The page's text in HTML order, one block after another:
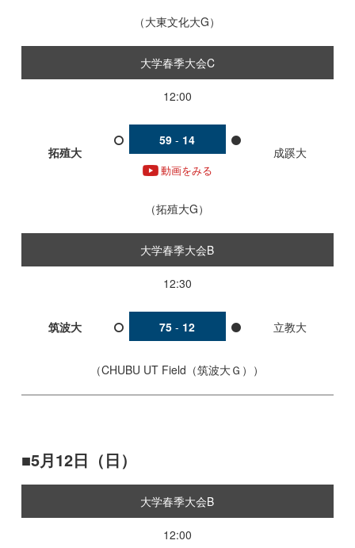
大東文化大G
大学春季大会C
12:00
拓殖大
59 - 14
動画をみる
成蹊大
拓殖大G
大学春季大会B
12:30
筑波大 75 - 12 立教大
CHUBU UT Field（筑波大Ｇ）
5月12日（日）
大学春季大会B
12:00